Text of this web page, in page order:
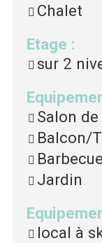
Chalet
Etage :
sur 2
Salon
Balcon/
Barbecue
Jardin
local à